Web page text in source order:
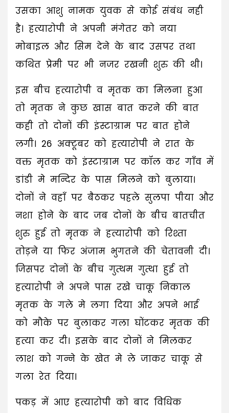
उसका आशु नामक युवक से कोई संबंध नही
है। हत्यारोपी ने अपनी मंगेतर को नया
मोबाइल और सिम देने के बाद उसपर तथा
कथित प्रेमी पर भी नजर रखनी शुरु की थी।
इस बीच हत्यारोपी व मृतक का मिलना हुआ
तो मृतक ने कुछ खास बात करने की बात
कही तो दोनों की इंस्टाग्राम पर बात होने
लगी। 26 अक्टूबर को हत्यारोपी ने रात के
वक्त मृतक को इंस्टाग्राम पर कॉल कर गाँव में
डांडी मे मन्दिर के पास मिलने को बुलाया।
दोनों ने वहाँ पर बैठकर पहले सुलपा पीया और
नशा होने के बाद जब दोनों के बीच बातचीत
शुरु हुई तो मृतक ने हत्यारोपी को रिश्ता
तोड़ने या फिर अंजाम भुगतने की चेतावनी दी।
जिसपर दोनों के बीच गुत्थम गुत्था हुई तो
हत्यारोपी ने अपने पास रखे चाकू निकाल
मृतक के गले मे लगा दिया और अपने भाई
को मौके पर बुलाकर गला घोंटकर मृतक की
हत्या कर दी। इसके बाद दोनों ने मिलकर
लाश को गन्ने के खेत मे ले जाकर चाकू से
गला रेत दिया।
पकड़ में आए हत्यारोपी को बाद विधिक